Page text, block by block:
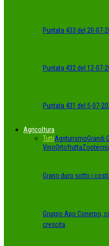
Puntata 433 del 20-07-
Puntata 432 del 12-07-
Puntata 431 del 5-07-
Agricoltura
TuttiAgriturismoGrandi
VinoOrtofrutta
Grano duro sotto i
Gruppo Apo Conerpo,
crescita